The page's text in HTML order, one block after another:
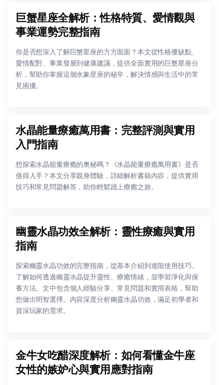
巨蟹星座全解析：性格特質、愛情觀與
事業運勢完整指南
你是否想深入了解巨蟹星座的方方面面？本文從性格優缺點、
愛情配對、事業發展到健康建議，提供全面實用的巨蟹星座分
析，幫助你掌握這個水象星座的秘辛，解決情感與生活中的常
見困擾。
水晶能量療癒萬用書：完整評測與實用
入門指南
想探索水晶能量療癒的奧秘嗎？《水晶能量療癒萬用書》是否
值得入手？本文分享親身體驗，詳細解析書籍內容，提供實用
技巧和常見問題解答，助你輕鬆踏上療癒之旅。
幽靈水晶功效全解析：靈性療癒與實用
指南
探索幽靈水晶功效的完整指南，從基本介紹到進階使用技巧。
了解如何透過幽靈水晶提升靈性、療癒情緒，並學習淨化與保
養方法。文中包含個人經驗分享、常見問題和實用表格，幫助
您做出明智選擇。內容深度分析幽靈水晶功效，滿足初學者和
資深玩家的需求。
金牛女吃醋深度解析：如何看懂金牛座
女性的嫉妒心與實用應對指南